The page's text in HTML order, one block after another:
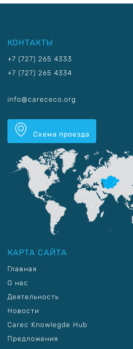
КОНТАКТЫ
+7 (727) 265 4333
+7 (727) 265 4334
info@carececo.org
Схема проезда
КАРТА САЙТА
Главная
О нас
Деятельность
Новости
Carec Knowlegde Hub
Предложения